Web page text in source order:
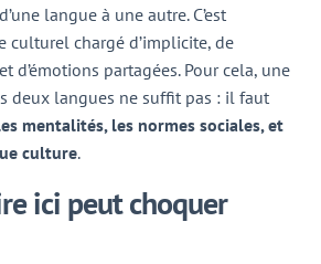
langue à une autre. C’est
culturel chargé d’implicite, de
d’émotions partagées. Pour cela, une
deux langues ne suffit pas : il faut
mentalités, les normes sociales, et
culture.
ici peut choquer